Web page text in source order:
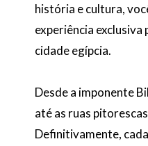
história e cultura,
experiência
cidade egípcia.
Desde a imponente
até as ruas
Definitivamente,